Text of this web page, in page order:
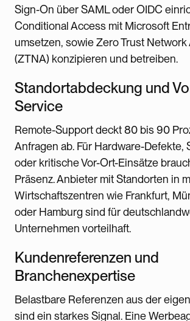
Sign-On über SAML oder OIDC
Conditional Access mit Microsoft
umsetzen, sowie Zero Trust
(ZTNA) konzipieren und betreiben.
Standortabdeckung und
Service
Remote-Support deckt 80 bis 90
Anfragen ab. Für Hardware-Defekte,
oder kritische Vor-Ort-Einsätze
Präsenz. Anbieter mit Standorten in
Wirtschaftszentren wie Frankfurt,
oder Hamburg sind für
Unternehmen vorteilhaft.
Kundenreferenzen und
Branchenexpertise
Belastbare Referenzen aus der
sind ein starkes Signal. Eine